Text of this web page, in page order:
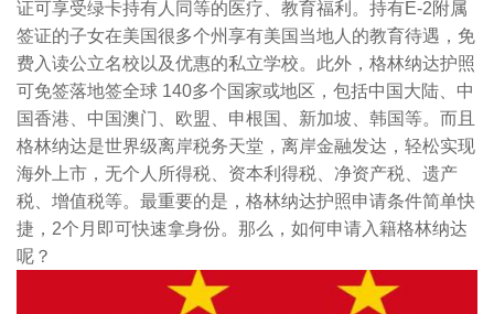
证可享受绿卡持有人同等的医疗、教育福利。持有E-2附属
签证的子女在美国很多个州享有美国当地人的教育待遇，免
费入读公立名校以及优惠的私立学校。此外，格林纳达护照
可免签落地签全球 140多个国家或地区，包括中国大陆、中
国香港、中国澳门、欧盟、申根国、新加坡、韩国等。而且
格林纳达是世界级离岸税务天堂，离岸金融发达，轻松实现
海外上市，无个人所得税、资本利得税、净资产税、遗产
税、增值税等。最重要的是，格林纳达护照申请条件简单快
捷， 2个月即可快速拿身份。那么，如何申请入籍格林纳达
呢？